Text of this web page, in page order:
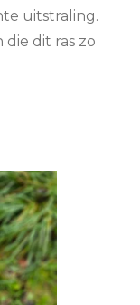
uitstraling.
dit ras zo